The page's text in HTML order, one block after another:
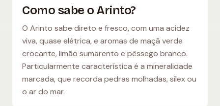
Como sabe o Arinto?
O Arinto sabe direto e fresco, com uma acidez
viva, quase elétrica, e aromas de maçã verde
crocante, limão sumarento e pêssego branco.
Particularmente característica é a mineralidade
marcada, que recorda pedras molhadas, sílex ou
o ar do mar.